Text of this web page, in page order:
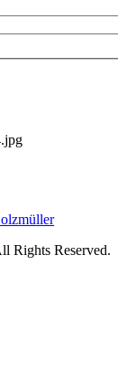
Rights Reserved.